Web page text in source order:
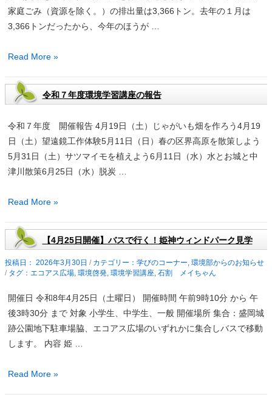
空
タ
ム」
ご
案
庭
ご
排
出
（速
報
値）
の
お
ら
家庭ごみ（資源を除く。）の排出量は3,366トン。去年の１月は
3,366トンだったから、今年のほうが …
令
８
年
月
の
家
庭
み
排
（速
値）
の
お
知
せ
Read More »
令和７年度環境学習講座の報告
令和７年度 開催報告 4月19日（土）じゃがいも畑を作ろう4月19
日（土）望遠鏡工作体験5月11日（日）春の区界高原を散策しよう
5月31日（土）サツマイモを植えよう6月11日（水）水とお城と中
津川散策6月25日（水）脱炭 …
令
７
年
度
環
境
学
習
Read More »
【4月25日開催】バスで行く！姫神ウィンドパーク見学
2026年3月30日 / 学びのコーナー, 環境部からのお知らせ
/
エコアス広場, 環境啓発, 環境学習講座, 石割 メイちゃん
開催日 令和8年4月25日（土曜日） 開催時間 午前9時10分 から 午
後3時30分 まで 対象 小学生、中学生、一般 開催場所 集合：盛岡城
跡公園地下駐車場脇、エコアス広場のいずれかに集合しバスで移動
します。 内容 姫 …
【4
Read More »